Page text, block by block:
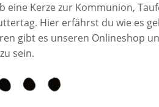
Kerze zur Kommunion,
Hier erfährst du wie es
gibt es unseren Onlineshop
sein.